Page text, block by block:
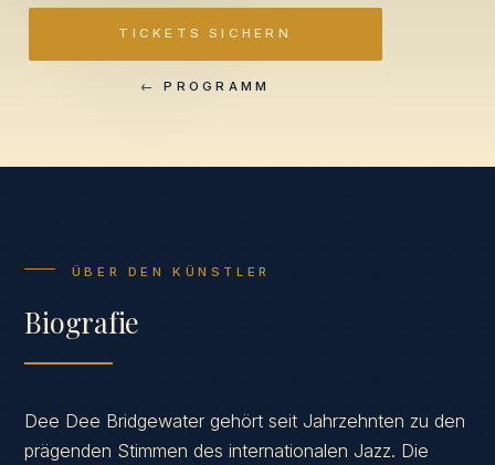
TICKETS SICHERN
← PROGRAMM
ÜBER DEN KÜNSTLER
Biografie
Dee Dee Bridgewater gehört seit Jahrzehnten zu den
prägenden Stimmen des internationalen Jazz. Die